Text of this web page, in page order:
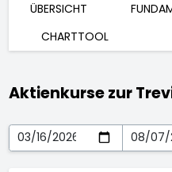
ÜBERSICHT
CHARTTOOL
Aktienkurse zur